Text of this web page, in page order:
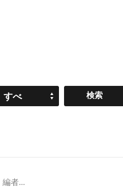
すべ
者...